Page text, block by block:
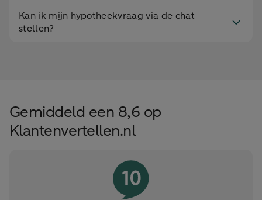
Kan ik mijn hypotheekvraag via de chat
stellen?
Gemiddeld een 8,6 op
Klantenvertellen.nl